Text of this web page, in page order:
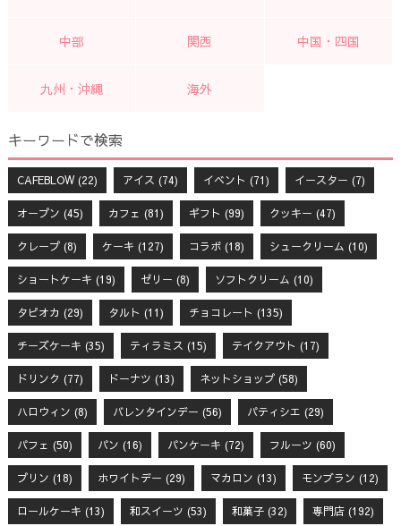
中部 関西 中国・四国
九州・沖縄 海外
キーワードで検索
CAFEBLOW(22) アイス (74) イベント (71) イースター (7)
オープン (45) カフェ (81) ギフト (99) クッキー (47)
クレープ(8) ケーキ (127) コラボ(18) シュークリーム (10)
ショートケーキ (19) ゼリー (8) ソフトクリーム (10)
タピオカ (29) タルト (11) チョコレート (135)
チーズケーキ (35) ティラミス (15) テイクアウト (17)
ドリンク (77) ドーナツ (13) ネットショップ(58)
ハロウィン (8) バレンタインデー (56) パティシエ (29)
パフェ (50) パン (16) パンケーキ (72) フルーツ (60)
プリン (18) ホワイトデー (29) マカロン (13) モンブラン (12)
ロールケーキ (13) 和スイーツ (53) 和菓子(32) 専門店(192)